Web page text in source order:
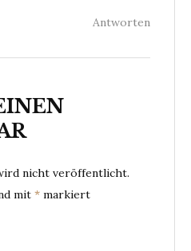
Antworten
nicht veröffentlicht.
mit * markiert